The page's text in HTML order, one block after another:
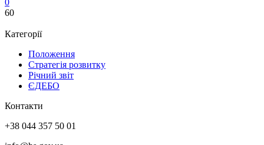
60
Категорії
Положення
Стратегія розвитку
Річний звіт
ЄДЕБО
Контакти
+38 044 357 50 01